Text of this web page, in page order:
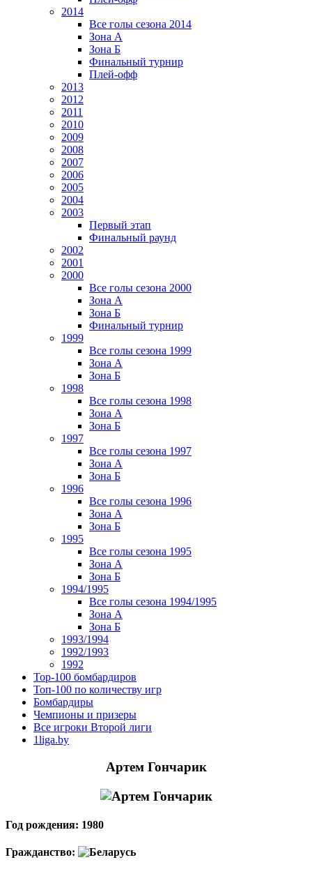
2014
Все голы сезона 2014
Зона А
Зона Б
Финальный турнир
Плей-офф
2013
2012
2011
2010
2009
2008
2007
2006
2005
2004
2003
Первый этап
Финальный раунд
2002
2001
2000
Все голы сезона 2000
Зона А
Зона Б
Финальный турнир
1999
Все голы сезона 1999
Зона А
Зона Б
1998
Все голы сезона 1998
Зона А
Зона Б
1997
Все голы сезона 1997
Зона А
Зона Б
1996
Все голы сезона 1996
Зона А
Зона Б
1995
Все голы сезона 1995
Зона А
Зона Б
1994/1995
Все голы сезона 1994/1995
Зона А
Зона Б
1993/1994
1992/1993
1992
Top-100 бомбардиров
Топ-100 по количеству игр
Бомбардиры
Чемпионы и призеры
Все игроки Второй лиги
1liga.by
Артем Гончарик
Год рождения: 1980
Гражданство: